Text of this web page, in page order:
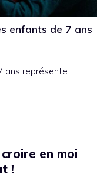
enfants de 7 ans
ans représente
en moi
!